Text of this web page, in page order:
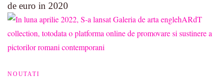
de euro in 2020
NOUTATI